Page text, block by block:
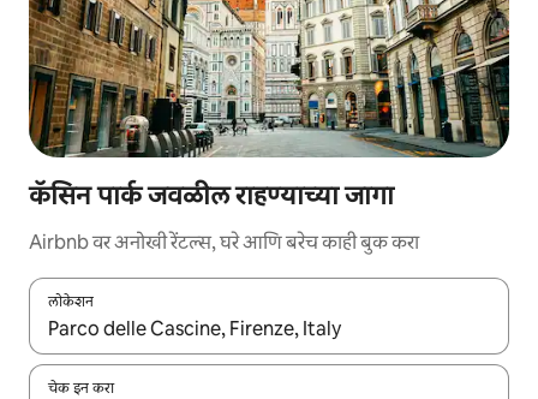
कॅसिन पार्क जवळील राहण्याच्या जागा
Airbnb वर अनोखी रेंटल्स, घरे आणि बरेच काही बुक करा
लोकेशन
जेव्हा परिणाम उपलब्ध असतील, तेव्हा वरच्या आणि खाली बाणांच्या किजसह
चेक इन करा